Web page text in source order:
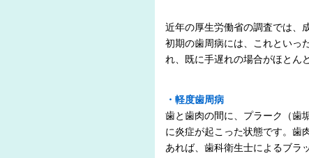
近年の厚生労働省の調査では、
初期の歯周病には、これといっ
れ、既に手遅れの場合がほとん
・軽度歯周病
歯と歯肉の間に、プラーク（歯
に炎症が起こった状態です。歯
あれば、歯科衛生士によるブラ